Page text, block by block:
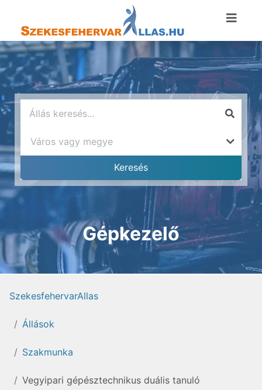
Gépkezelő
SzekesfehervarAllas
Állások
Szakmunka
Vegyipari gépésztechnikus duális tanuló